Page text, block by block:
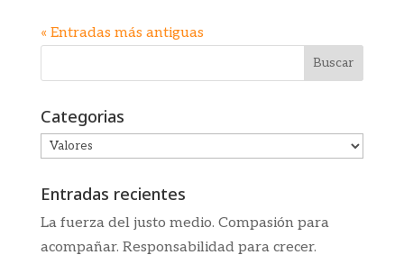
« Entradas más antiguas
Categorias
Categorias
Entradas recientes
La fuerza del justo medio. Compasión para
acompañar. Responsabilidad para crecer.